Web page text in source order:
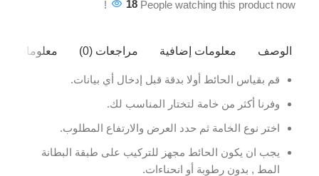
18 People watching this product now!
الوصف معلومات إضافية مراجعات (0) معلومات
قم بقياس الحائط أولا بدقة قبل إدخال أي بيانات.
وفرنا أكثر من خامة لتختار المناسب لك.
اختر نوع الخامة ثم حدد العرض والارتفاع المطلوب.
يجب ان يكون الحائط مجهز للتركيب على طبقة البطانة
المط , بدون رطوبة أو انحناءات.